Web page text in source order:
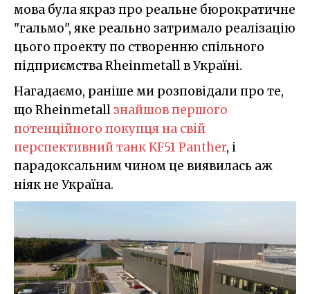
мова була якраз про реальне бюрократичне
"гальмо", яке реально затримало реалізацію
цього проекту по створенню спільного
підприємства Rheinmetall в Україні.
Нагадаємо, раніше ми розповідали про те,
що Rheinmetall знайшов першого
потенційного покупця на свій
перспективний танк KF51 Panther, і
парадоксальним чином це виявилась аж
ніяк не Україна.